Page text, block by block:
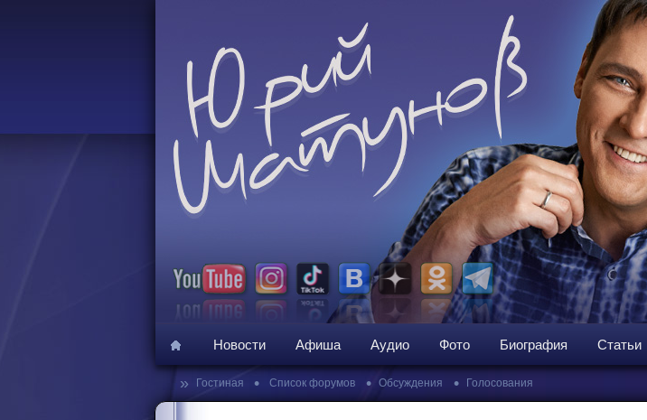
Новости Афиша Аудио Фото Биография Статьи
» Гостиная • Список форумов • Обсуждения • Голосования